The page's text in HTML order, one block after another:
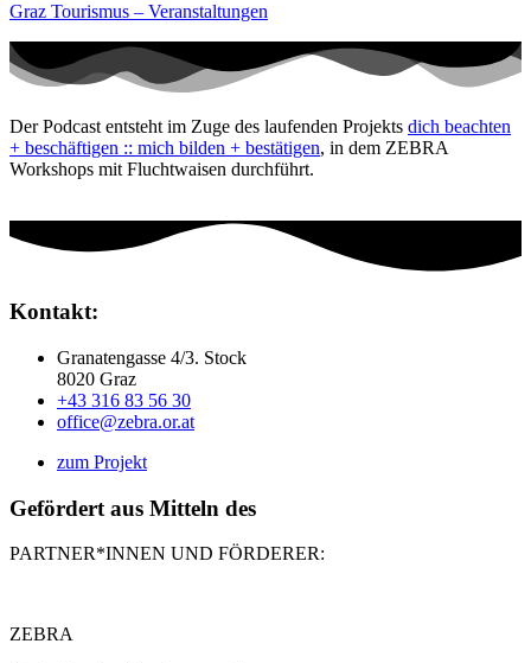
Graz Tourismus – Veranstaltungen
Der Podcast entsteht im Zuge des laufenden Projekts dich beachten
+ beschäftigen :: mich bilden + bestätigen, in dem ZEBRA
Workshops mit Fluchtwaisen durchführt.
Kontakt:
Granatengasse 4/3. Stock
8020 Graz
+43 316 83 56 30
office@zebra.or.at
zum Projekt
Gefördert aus Mitteln des
PARTNER*INNEN UND FÖRDERER:
ZEBRA